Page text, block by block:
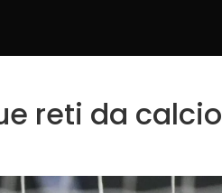
reti da calcio